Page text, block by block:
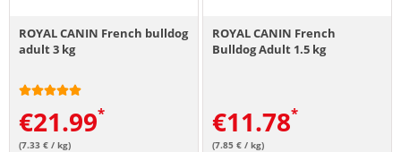
ROYAL CANIN French bulldog
adult 3 kg
€21.99
(7.33 € / kg)
ROYAL CANIN French
Bulldog Adult 1.5 kg
€11.78
(7.85 € / kg)